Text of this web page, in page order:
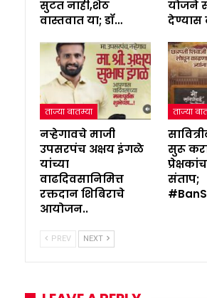
सुटत नाही,शेठ
वास्तवात या; डॉ…
योजने
देण्यास
ताज्या बातम्या
नऱ्हेगावचे माजी
उपसरपंच अक्षय इंगळे
यांच्या
वाढदिवसानिमित्त
रक्तदान शिबिराचे
आयोजन..
ताज्या
सुरू
संताप;
PREV NEXT